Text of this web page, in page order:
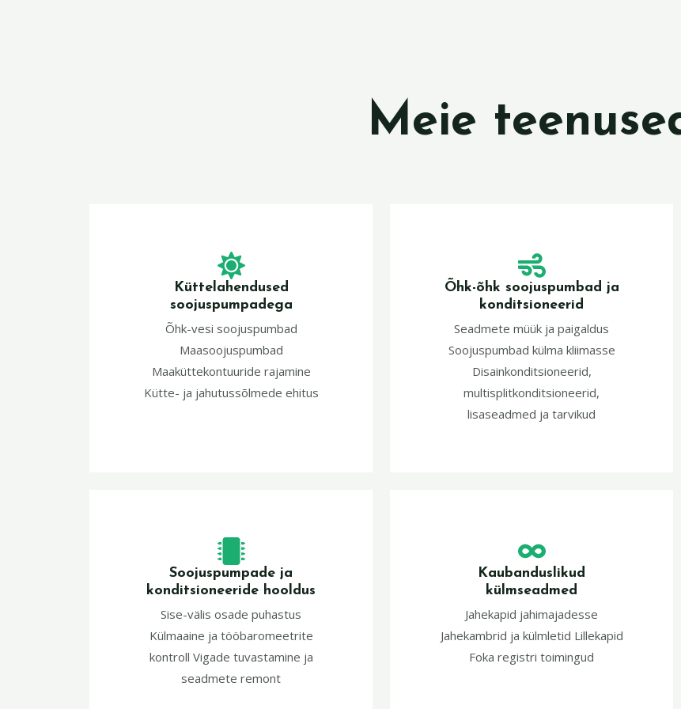
Meie
Küttelahendused
soojuspumpadega
Õhk-vesi soojuspumbad
Maasoojuspumbad
Maaküttekontuuride rajamine
Kütte- ja jahutussõlmede ehitus
Õhk-õhk soojuspumbad ja
konditsioneerid
Seadmete müük ja paigaldus
Soojuspumbad külma kliimasse
Disainkonditsioneerid,
multisplitkonditsioneerid,
lisaseadmed ja tarvikud
Soojuspumpade ja
konditsioneeride hooldus
Sise-välis osade puhastus
Külmaaine ja tööbaromeetrite
kontroll Vigade tuvastamine ja
seadmete remont
Kaubanduslikud
külmseadmed
Jahekapid jahimajadesse
Jahekambrid ja külmletid Lillekapid
Foka registri toimingud